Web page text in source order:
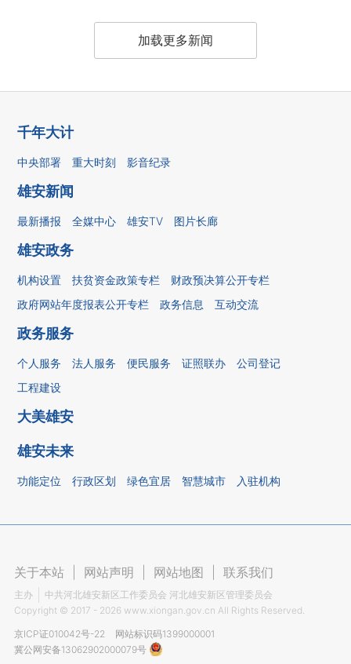
加载更多新闻
千年大计
中央部署 重大时刻 影音纪录
雄安新闻
最新播报 全媒中心 雄安TV 图片长廊
雄安政务
机构设置 扶贫资金政策专栏
财政预决算公开专栏
政府网站年度报表公开专栏
政务信息 互动交流
政务服务
个人服务 法人服务 便民服务 证照联办
公司登记
工程建设
大美雄安
雄安未来
功能定位 行政区划 绿色宜居 智慧城市 入驻机构
关于本站 网站声明 网站地图 联系我们
主办
中共河北雄安新区工作委员会 河北雄安新区管理委员会
Copyright © 2017 - 2026 www.xiongan.gov.cn All Rights Reserved.
京ICP证010042号-22
网站标识码1399000001
冀公网安备13062902000079号